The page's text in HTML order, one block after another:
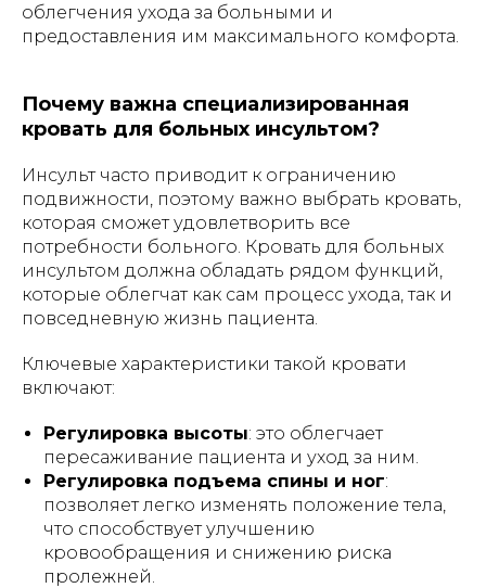
облегчения ухода за больными и
предоставления им максимального комфорта.
Почему важна специализированная
кровать для больных инсультом?
Инсульт часто приводит к ограничению
подвижности, поэтому важно выбрать кровать,
которая сможет удовлетворить все
потребности больного. Кровать для больных
инсультом должна обладать рядом функций,
которые облегчат как сам процесс ухода, так и
повседневную жизнь пациента.
Ключевые характеристики такой кровати
включают:
Регулировка высоты: это облегчает
пересаживание пациента и уход за ним.
Регулировка подъема спины и ног:
позволяет легко изменять положение тела,
что способствует улучшению
кровообращения и снижению риска
пролежней.